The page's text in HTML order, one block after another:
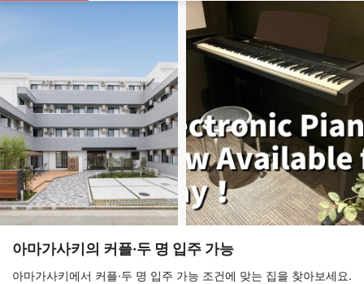
아마가사키의 커플·두 명 입주 가능
아마가사키에서 커플·두 명 입주 가능 조건에 맞는 집을 찾아보세요.